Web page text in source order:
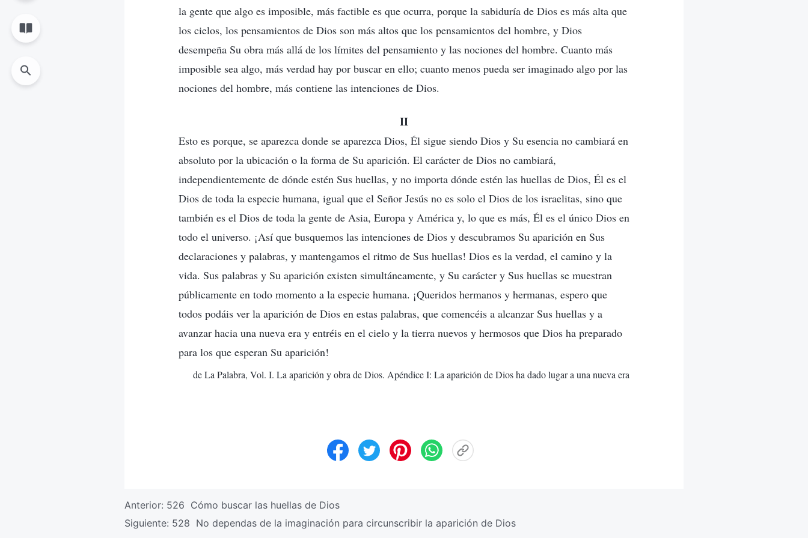
la gente que algo es imposible, más factible es que ocurra, porque la sabiduría de Dios es más alta que
los cielos, los pensamientos de Dios son más altos que los pensamientos del hombre, y Dios
desempeña Su obra más allá de los límites del pensamiento y las nociones del hombre. Cuanto más
imposible sea algo, más verdad hay por buscar en ello; cuanto menos pueda ser imaginado algo por las
nociones del hombre, más contiene las intenciones de Dios.
II
Esto es porque, se aparezca donde se aparezca Dios, Él sigue siendo Dios y Su esencia no cambiará en
absoluto por la ubicación o la forma de Su aparición. El carácter de Dios no cambiará,
independientemente de dónde estén Sus huellas, y no importa dónde estén las huellas de Dios, Él es el
Dios de toda la especie humana, igual que el Señor Jesús no es solo el Dios de los israelitas, sino que
también es el Dios de toda la gente de Asia, Europa y América y, lo que es más, Él es el único Dios en
todo el universo. ¡Así que busquemos las intenciones de Dios y descubramos Su aparición en Sus
declaraciones y palabras, y mantengamos el ritmo de Sus huellas! Dios es la verdad, el camino y la
vida. Sus palabras y Su aparición existen simultáneamente, y Su carácter y Sus huellas se muestran
públicamente en todo momento a la especie humana. ¡Queridos hermanos y hermanas, espero que
todos podáis ver la aparición de Dios en estas palabras, que comencéis a alcanzar Sus huellas y a
avanzar hacia una nueva era y entréis en el cielo y la tierra nuevos y hermosos que Dios ha preparado
para los que esperan Su aparición!
de La Palabra, Vol. I. La aparición y obra de Dios. Apéndice I: La aparición de Dios ha dado lugar a una nueva era
Anterior: 526 Cómo buscar las huellas de Dios
Siguiente: 528 No dependas de la imaginación para circunscribir la aparición de Dios